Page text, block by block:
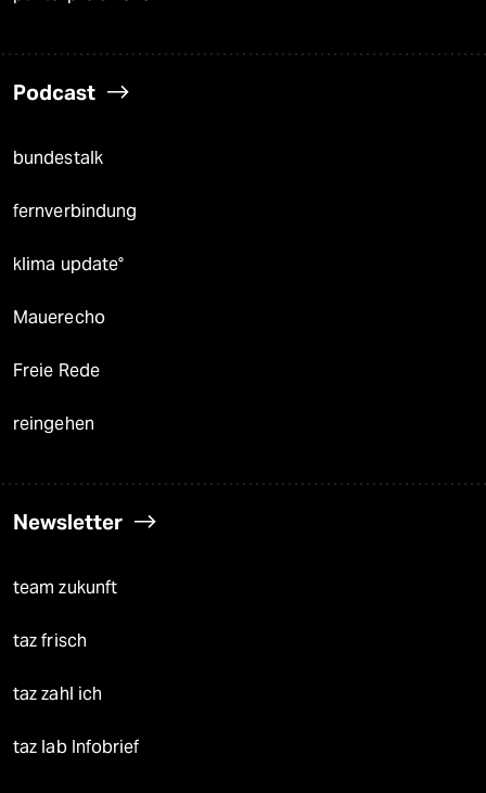
Podcast
bundestalk
fernverbindung
klima update°
Mauerecho
Freie Rede
reingehen
Newsletter
team zukunft
taz frisch
taz zahl ich
taz lab Infobrief